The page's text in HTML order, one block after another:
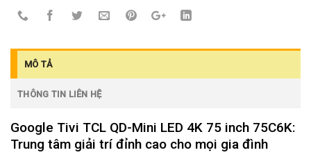
MÔ TẢ
THÔNG TIN LIÊN HỆ
Google Tivi TCL QD-Mini LED 4K 75 inch 75C6K:
Trung tâm giải trí đỉnh cao cho mọi gia đình